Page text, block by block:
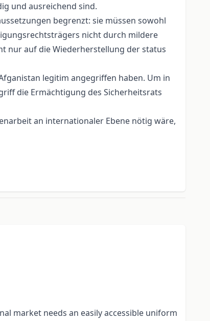
und ausreichend sind.
begrenzt: sie müssen sowohl
nicht durch mildere
nur auf die Wiederherstellung der status
legitim angegriffen haben. Um in
die Ermächtigung des Sicherheitsrats
an internationaler Ebene nötig wäre,
market needs an easily accessible uniform